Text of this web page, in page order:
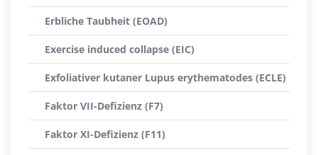
Erbliche Taubheit (EOAD)
Exercise induced collapse (EIC)
Exfoliativer kutaner Lupus erythematodes (ECLE)
Faktor VII-Defizienz (F7)
Faktor XI-Defizienz (F11)